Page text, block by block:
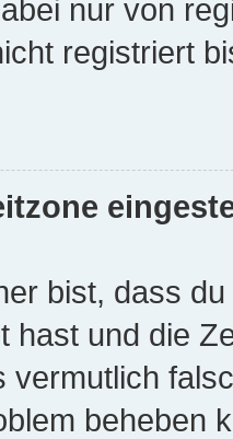
nur von
registriert
bist, dass
hast und die
vermutlich
beheben